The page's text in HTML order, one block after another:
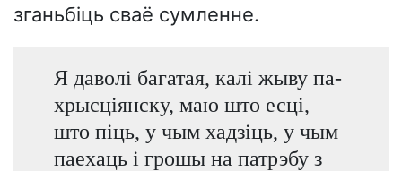
зганьбіць сваё сумленне.
Я даволі багатая, калі жыву па-
хрысціянску, маю што есці,
што піць, у чым хадзіць, у чым
паехаць і грошы на патрэбу з